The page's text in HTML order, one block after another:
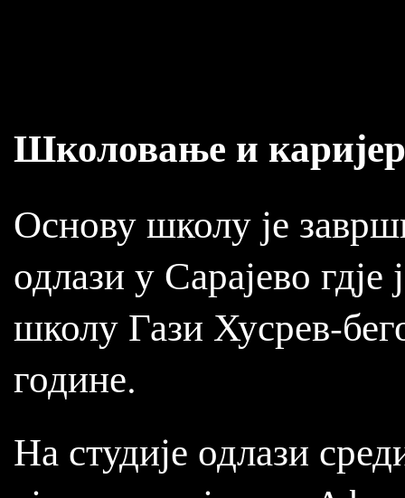
Школовање и
Основу школу је
одлази у Сарајево
школу Гази Хусрев-
године.
На студије одлази